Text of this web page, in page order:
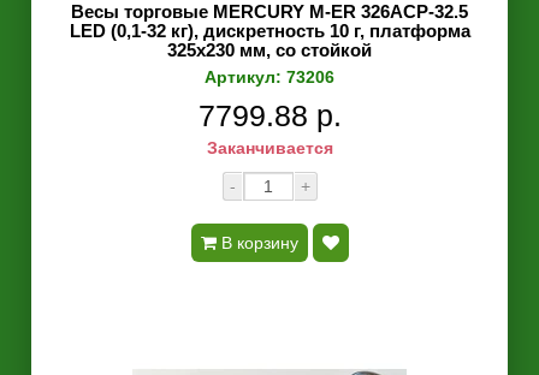
Весы торговые MERCURY M-ER 326ACP-32.5
LED (0,1-32 кг), дискретность 10 г, платформа
325x230 мм, со стойкой
Артикул: 73206
7799.88 р.
Заканчивается
-
+
В корзину